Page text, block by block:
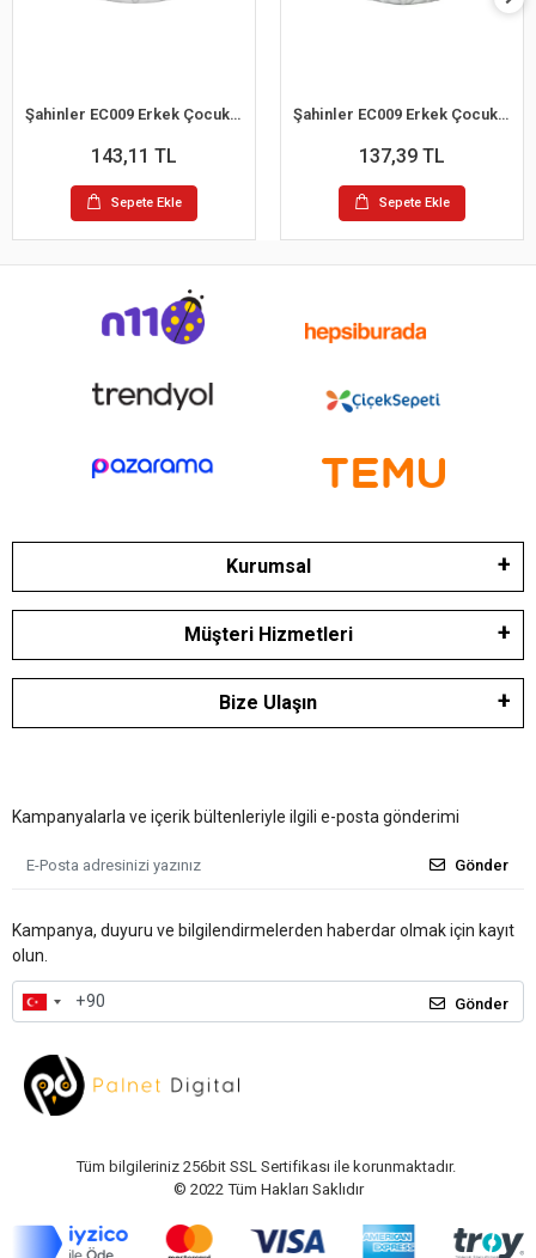
Şahinler EC009 Erkek Çocuk Slip Külot (12-13 Yaş)
143,11 TL
Sepete Ekle
Şahinler EC009 Erkek Çocuk Slip Külot (10-11 Yaş)
137,39 TL
Sepete Ekle
Kurumsal
Müşteri Hizmetleri
Bize Ulaşın
Kampanyalarla ve içerik bültenleriyle ilgili e-posta gönderimi
Gönder
Kampanya, duyuru ve bilgilendirmelerden haberdar olmak için kayıt
olun.
Gönder
Tüm bilgileriniz 256bit SSL Sertifikası ile korunmaktadır.
© 2022 Tüm Hakları Saklıdır